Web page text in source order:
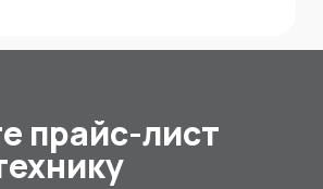
прайс-лист